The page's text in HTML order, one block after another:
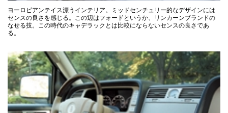
ヨーロピアンテイス漂うインテリア。ミッドセンチュリー的なデザインには
センスの良さを感じる。この辺はフォードというか、リンカーンブランドの
なせる技。この時代のキャデラックとは比較にならないセンスの良さであ
る。